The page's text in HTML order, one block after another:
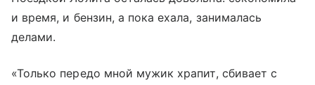
и время, и бензин, а пока ехала, занималась
делами.
«Только передо мной мужик храпит, сбивает с